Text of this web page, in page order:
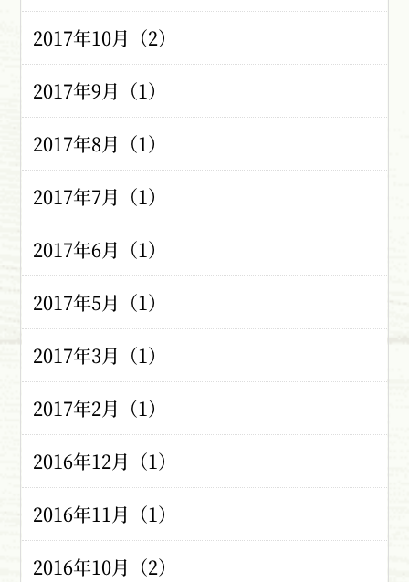
2017年10月（2）
2017年9月（1）
2017年8月（1）
2017年7月（1）
2017年6月（1）
2017年5月（1）
2017年3月（1）
2017年2月（1）
2016年12月（1）
2016年11月（1）
2016年10月（2）